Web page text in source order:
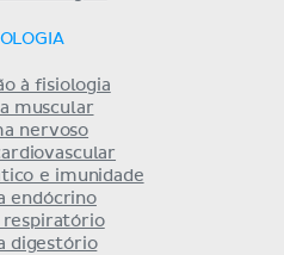
à fisiologia
muscular
nervoso
e imunidade
endócrino
respiratório
digestório